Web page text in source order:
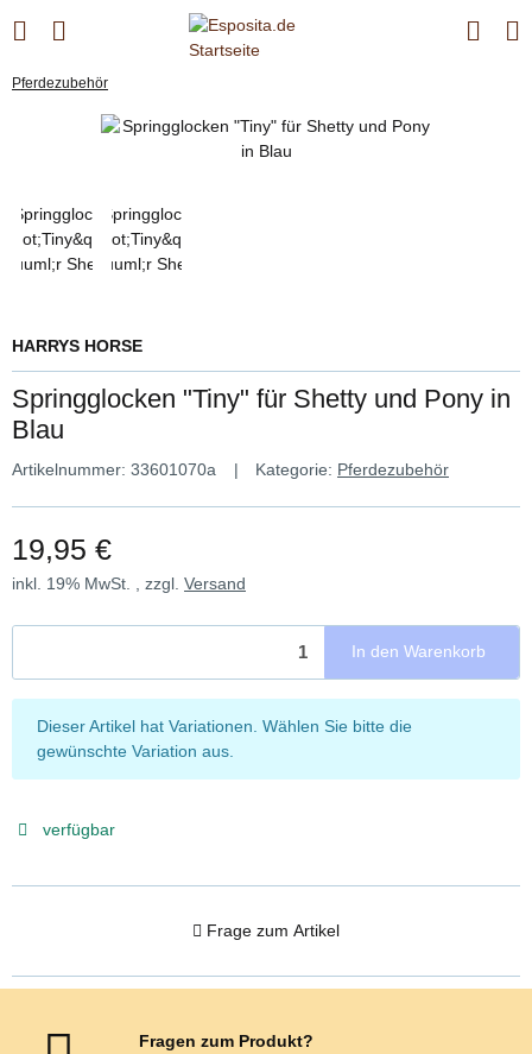
Pferdezubehör
HARRYS HORSE
Springglocken "Tiny" für Shetty und Pony in
Blau
Artikelnummer: 33601070a Kategorie: Pferdezubehör
19,95 €
inkl. 19% MwSt. , zzgl. Versand
In den Warenkorb
x
Dieser Artikel hat Variationen. Wählen Sie bitte die
gewünschte Variation aus.
verfügbar
Frage zum Artikel
Fragen zum Produkt?